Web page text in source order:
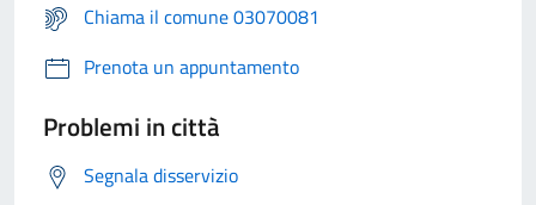
Chiama il comune 03070081
Prenota un appuntamento
Problemi in città
Segnala disservizio